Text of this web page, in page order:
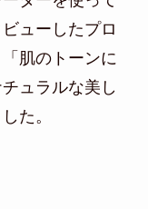
ューしたプロ
肌のトーンに
ュラルな美し
た。